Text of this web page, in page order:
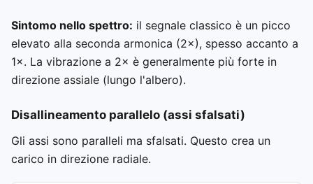
Sintomo nello spettro: il segnale classico è un picco
elevato alla seconda armonica (2×), spesso accanto a
1×. La vibrazione a 2× è generalmente più forte in
direzione assiale (lungo l'albero).
Disallineamento parallelo (assi sfalsati)
Gli assi sono paralleli ma sfalsati. Questo crea un
carico in direzione radiale.